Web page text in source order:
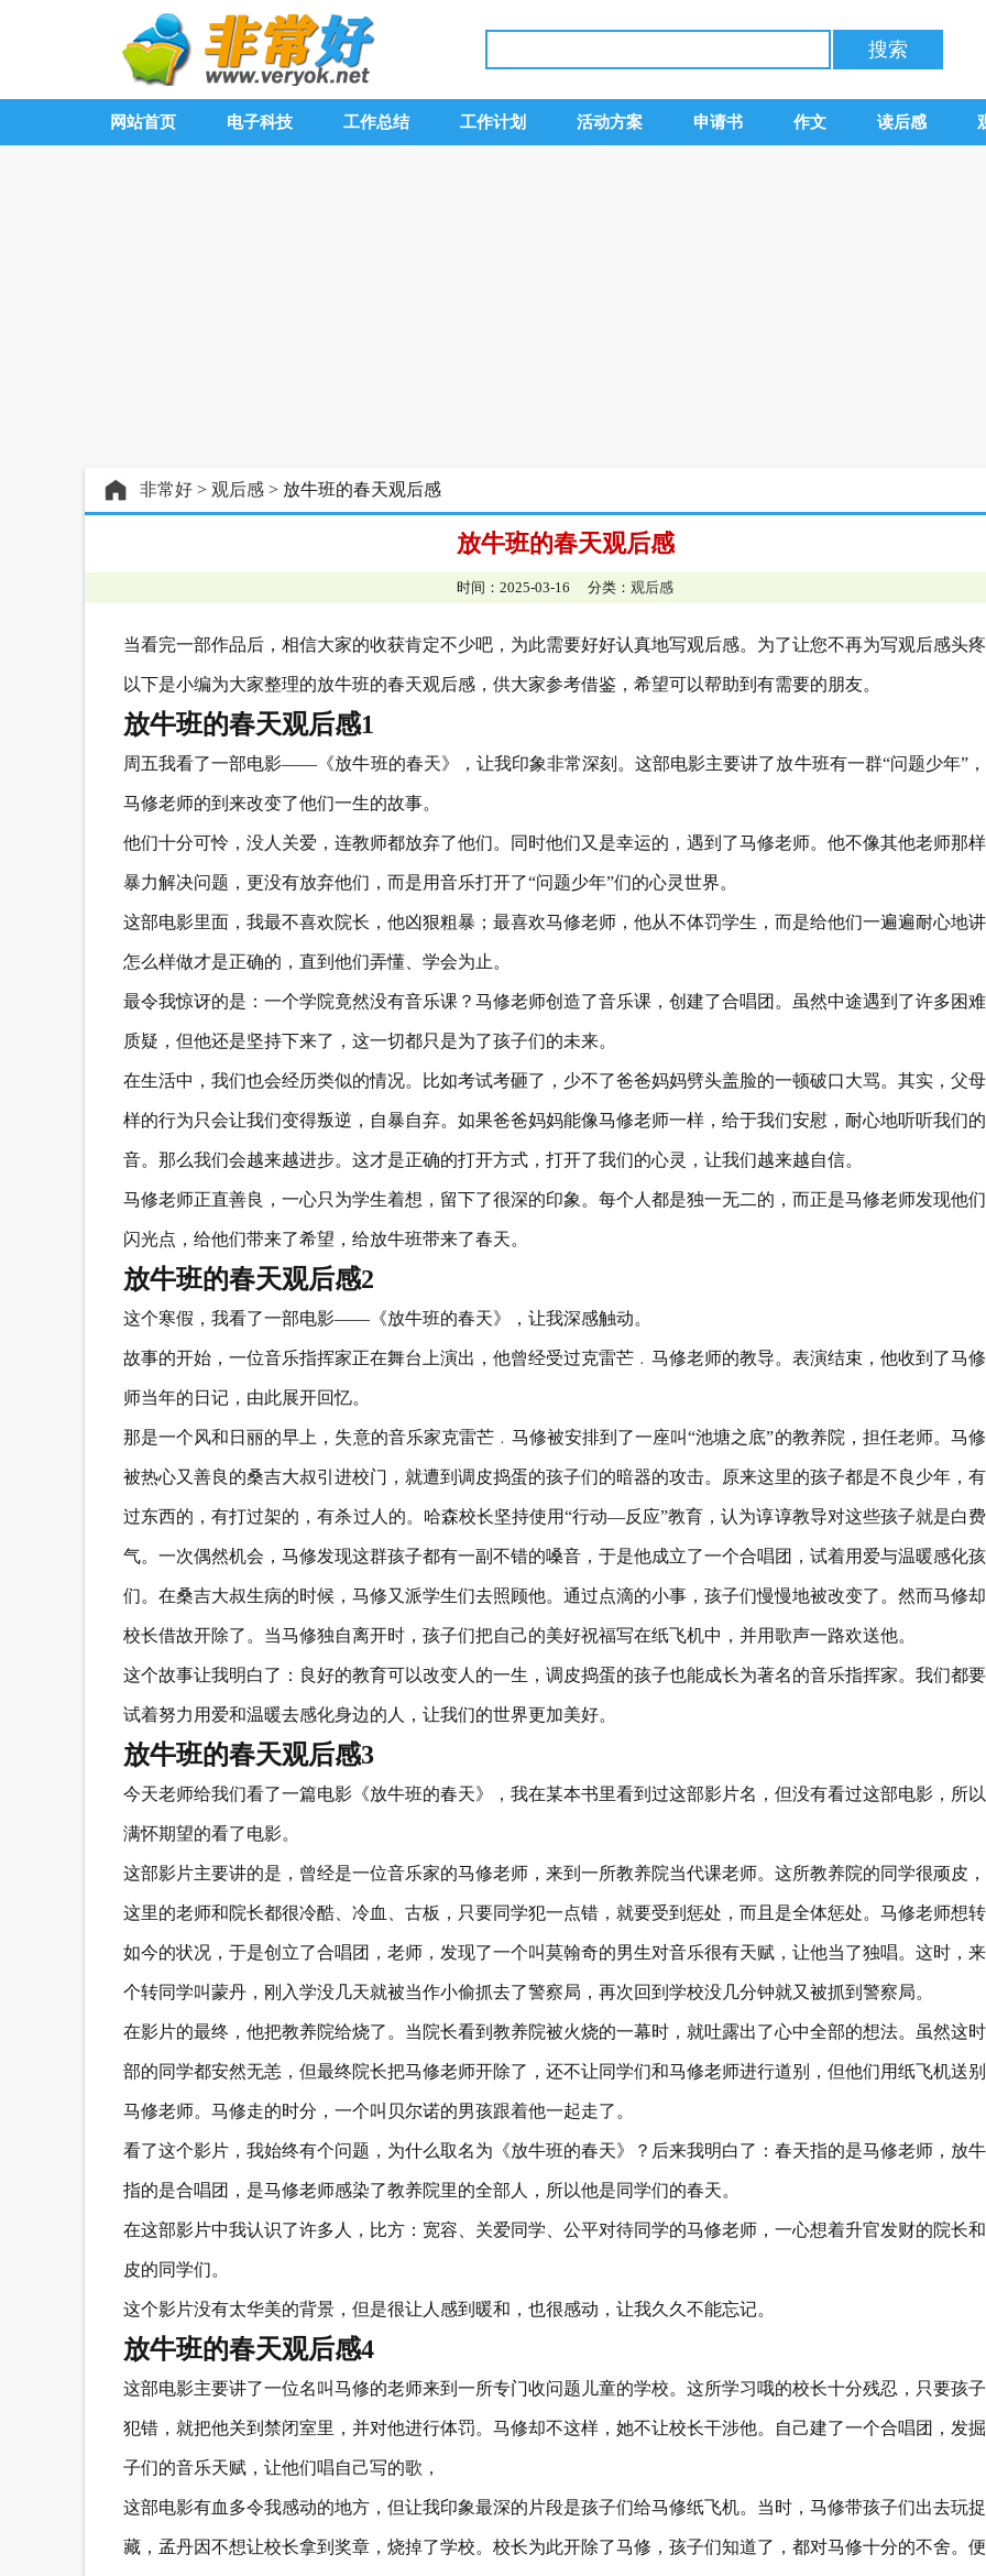
网站首页 电子科技 工作总结 工作计划 活动方案 申请书 作文 读后感
非常好 > 观后感 > 放牛班的春天观后感
放牛班的春天观后感
时间：2025-03-16 分类： 观后感
当看完一部作品后，相信大家的收获肯定不少吧，为此需要好好认真地写观后感。为了让您不再为写观后感头疼
以下是小编为大家整理的放牛班的春天观后感，供大家参考借鉴，希望可以帮助到有需要的朋友。
放牛班的春天观后感1
周五我看了一部电影——《放牛班的春天》，让我印象非常深刻。这部电影主要讲了放牛班有一群“问题少年”，
马修老师的到来改变了他们一生的故事。
他们十分可怜，没人关爱，连教师都放弃了他们。同时他们又是幸运的，遇到了马修老师。他不像其他老师那样
暴力解决问题，更没有放弃他们，而是用音乐打开了“问题少年”们的心灵世界。
这部电影里面，我最不喜欢院长，他凶狠粗暴；最喜欢马修老师，他从不体罚学生，而是给他们一遍遍耐心地
怎么样做才是正确的，直到他们弄懂、学会为止。
最令我惊讶的是：一个学院竟然没有音乐课？马修老师创造了音乐课，创建了合唱团。虽然中途遇到了许多困
质疑，但他还是坚持下来了，这一切都只是为了孩子们的未来。
在生活中，我们也会经历类似的情况。比如考试考砸了，少不了爸爸妈妈劈头盖脸的一顿破口大骂。其实，父
样的行为只会让我们变得叛逆，自暴自弃。如果爸爸妈妈能像马修老师一样，给于我们安慰，耐心地听听我们
音。那么我们会越来越进步。这才是正确的打开方式，打开了我们的心灵，让我们越来越自信。
马修老师正直善良，一心只为学生着想，留下了很深的印象。每个人都是独一无二的，而正是马修老师发现他
闪光点，给他们带来了希望，给放牛班带来了春天。
放牛班的春天观后感2
这个寒假，我看了一部电影——《放牛班的春天》，让我深感触动。
故事的开始，一位音乐指挥家正在舞台上演出，他曾经受过克雷芒﹒马修老师的教导。表演结束，他收到了马
师当年的日记，由此展开回忆。
那是一个风和日丽的早上，失意的音乐家克雷芒﹒马修被安排到了一座叫“池塘之底”的教养院，担任老师。马修
被热心又善良的桑吉大叔引进校门，就遭到调皮捣蛋的孩子们的暗器的攻击。原来这里的孩子都是不良少年，
过东西的，有打过架的，有杀过人的。哈森校长坚持使用“行动—反应”教育，认为谆谆教导对这些孩子就是白
气。一次偶然机会，马修发现这群孩子都有一副不错的嗓音，于是他成立了一个合唱团，试着用爱与温暖感化
们。在桑吉大叔生病的时候，马修又派学生们去照顾他。通过点滴的小事，孩子们慢慢地被改变了。然而马修
校长借故开除了。当马修独自离开时，孩子们把自己的美好祝福写在纸飞机中，并用歌声一路欢送他。
这个故事让我明白了：良好的教育可以改变人的一生，调皮捣蛋的孩子也能成长为著名的音乐指挥家。我们都
试着努力用爱和温暖去感化身边的人，让我们的世界更加美好。
放牛班的春天观后感3
今天老师给我们看了一篇电影《放牛班的春天》，我在某本书里看到过这部影片名，但没有看过这部电影，所
满怀期望的看了电影。
这部影片主要讲的是，曾经是一位音乐家的马修老师，来到一所教养院当代课老师。这所教养院的同学很顽皮
这里的老师和院长都很冷酷、冷血、古板，只要同学犯一点错，就要受到惩处，而且是全体惩处。马修老师想
如今的状况，于是创立了合唱团，老师，发现了一个叫莫翰奇的男生对音乐很有天赋，让他当了独唱。这时，
个转同学叫蒙丹，刚入学没几天就被当作小偷抓去了警察局，再次回到学校没几分钟就又被抓到警察局。
在影片的最终，他把教养院给烧了。当院长看到教养院被火烧的一幕时，就吐露出了心中全部的想法。虽然这
部的同学都安然无恙，但最终院长把马修老师开除了，还不让同学们和马修老师进行道别，但他们用纸飞机送
马修老师。马修走的时分，一个叫贝尔诺的男孩跟着他一起走了。
看了这个影片，我始终有个问题，为什么取名为《放牛班的春天》？后来我明白了：春天指的是马修老师，放
指的是合唱团，是马修老师感染了教养院里的全部人，所以他是同学们的春天。
在这部影片中我认识了许多人，比方：宽容、关爱同学、公平对待同学的马修老师，一心想着升官发财的院长
皮的同学们。
这个影片没有太华美的背景，但是很让人感到暖和，也很感动，让我久久不能忘记。
放牛班的春天观后感4
这部电影主要讲了一位名叫马修的老师来到一所专门收问题儿童的学校。这所学习哦的校长十分残忍，只要孩
犯错，就把他关到禁闭室里，并对他进行体罚。马修却不这样，她不让校长干涉他。自己建了一个合唱团，发
子们的音乐天赋，让他们唱自己写的歌，
这部电影有血多令我感动的地方，但让我印象最深的片段是孩子们给马修纸飞机。当时，马修带孩子们出去玩
藏，孟丹因不想让校长拿到奖章，烧掉了学校。校长为此开除了马修，孩子们知道了，都对马修十分的不舍。